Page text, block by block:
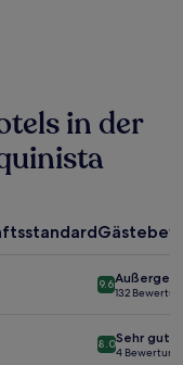
in der
9.6
132
8.0Sehr gut
4